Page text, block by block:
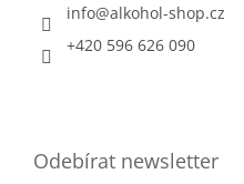
info@alkohol-shop.cz
+420 596 626 090
Odebírat newsletter